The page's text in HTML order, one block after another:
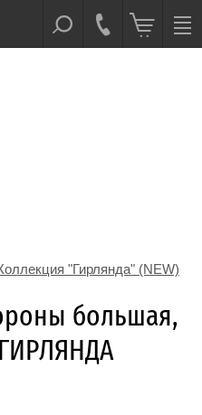
"Гирлянда" (NEW)
большая,